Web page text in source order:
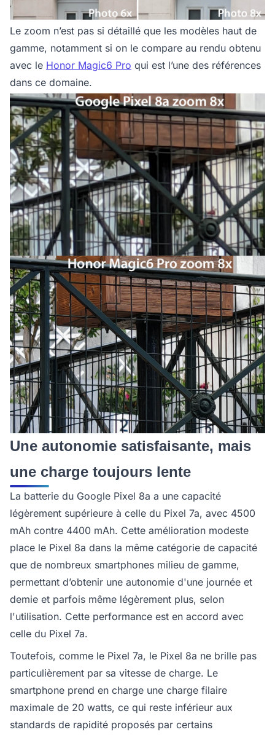
Le zoom n’est pas si détaillé que les modèles haut de
gamme, notamment si on le compare au rendu obtenu
avec le Honor Magic6 Pro qui est l’une des références
dans ce domaine.
Une autonomie satisfaisante, mais
une charge toujours lente
La batterie du Google Pixel 8a a une capacité
légèrement supérieure à celle du Pixel 7a, avec 4500
mAh contre 4400 mAh. Cette amélioration modeste
place le Pixel 8a dans la même catégorie de capacité
que de nombreux smartphones milieu de gamme,
permettant d’obtenir une autonomie d'une journée et
demie et parfois même légèrement plus, selon
l'utilisation. Cette performance est en accord avec
celle du Pixel 7a.
Toutefois, comme le Pixel 7a, le Pixel 8a ne brille pas
particulièrement par sa vitesse de charge. Le
smartphone prend en charge une charge filaire
maximale de 20 watts, ce qui reste inférieur aux
standards de rapidité proposés par certains